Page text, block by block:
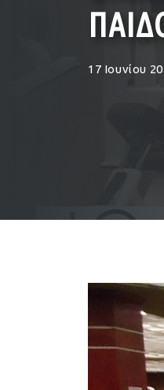
17 Ιουνίου